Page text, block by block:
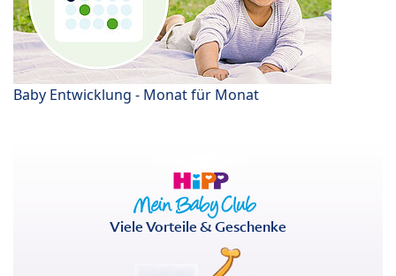
Baby Entwicklung - Monat für Monat
Viele Vorteile & Geschenke